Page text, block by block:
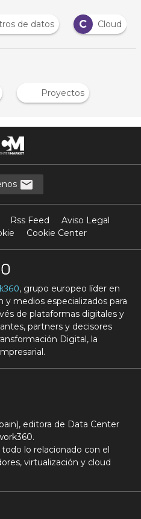
de datos C Cloud
Proyectos
Rss Feed
Aviso Legal
Cookie Center
, grupo europeo líder en
medios especializados para
de plataformas digitales y
partners y decisores
Digital, la
editora de Data Center
lo relacionado con el
virtualización y cloud